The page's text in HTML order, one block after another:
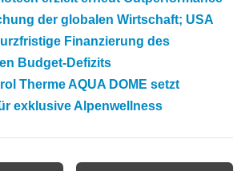
der globalen Wirtschaft; USA
Finanzierung des
Budget-Defizits
Therme AQUA DOME setzt
exklusive Alpenwellness